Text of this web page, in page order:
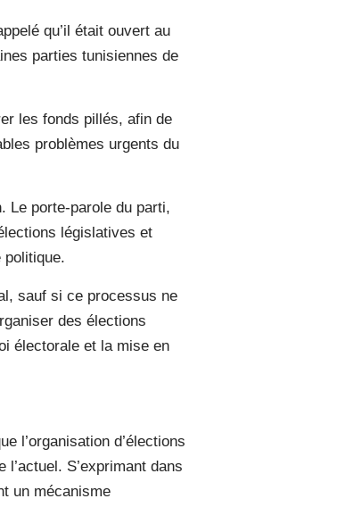
qu’il était ouvert au
parties tunisiennes de
les fonds pillés, afin de
problèmes urgents du
Le porte-parole du parti,
législatives et
politique.
sauf si ce processus ne
des élections
électorale et la mise en
l’organisation d’élections
S’exprimant dans
un mécanisme